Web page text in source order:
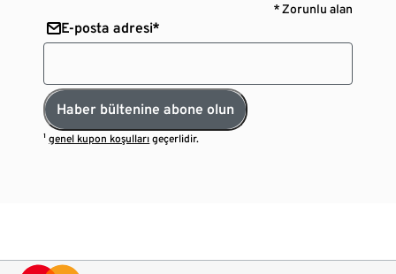
* Zorunlu alan
E-posta adresi*
Haber bültenine abone olun
¹genel kupon koşulları geçerlidir.